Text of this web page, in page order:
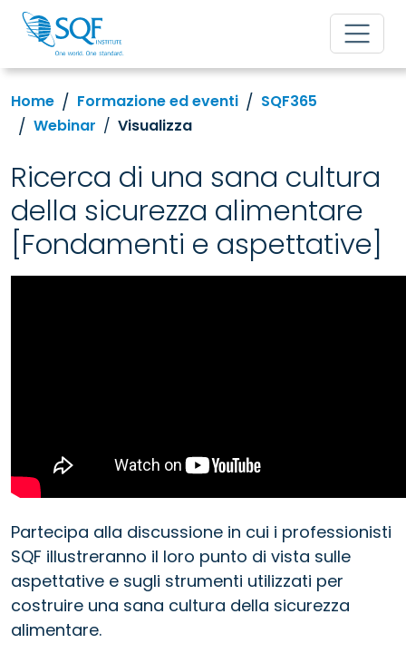
Home Formazione ed eventi
SQF365
Webinar
Visualizza
Ricerca di una sana cultura
della sicurezza alimentare
[Fondamenti e aspettative]
Partecipa alla discussione in cui i professionisti
SQF illustreranno il loro punto di vista sulle
aspettative e sugli strumenti utilizzati per
costruire una sana cultura della sicurezza
alimentare.